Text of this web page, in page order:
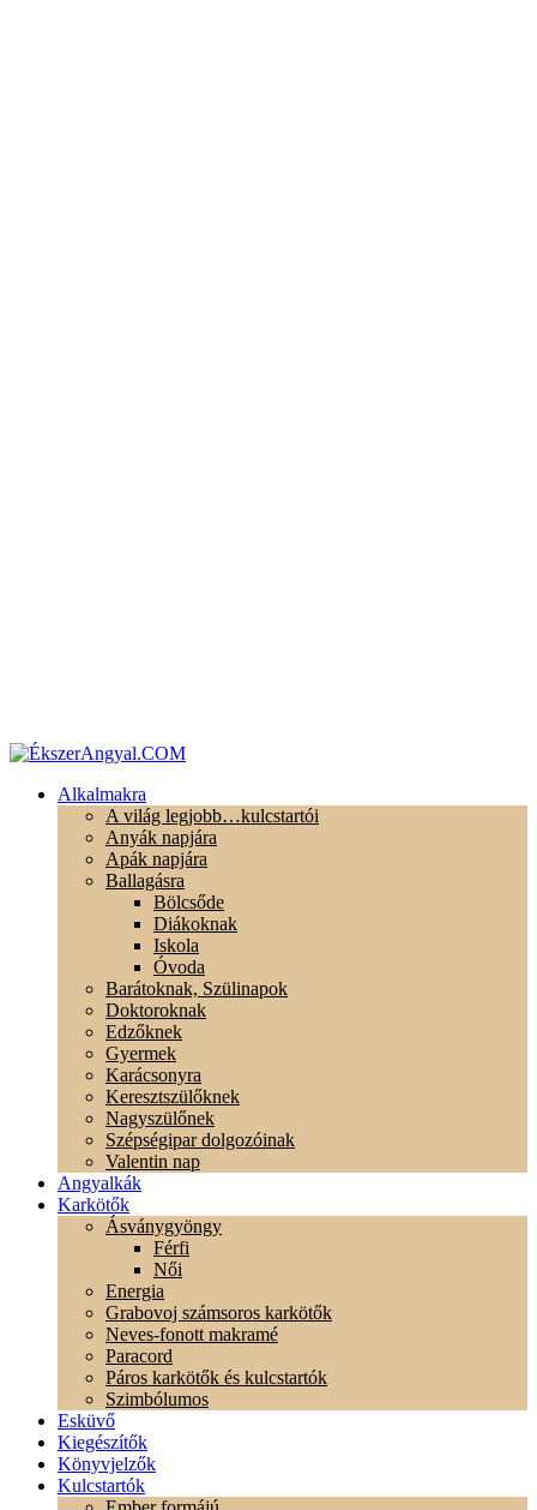
Alkalmakra
A világ legjobb…kulcstartói
Anyák napjára
Apák napjára
Ballagásra
Bölcsőde
Diákoknak
Iskola
Óvoda
Barátoknak, Szülinapok
Doktoroknak
Edzőknek
Gyermek
Karácsonyra
Keresztszülőknek
Nagyszülőnek
Szépségipar dolgozóinak
Valentin nap
Angyalkák
Karkötők
Ásványgyöngy
Férfi
Női
Energia
Grabovoj számsoros karkötők
Neves-fonott makramé
Paracord
Páros karkötők és kulcstartók
Szimbólumos
Esküvő
Kiegészítők
Könyvjelzők
Kulcstartók